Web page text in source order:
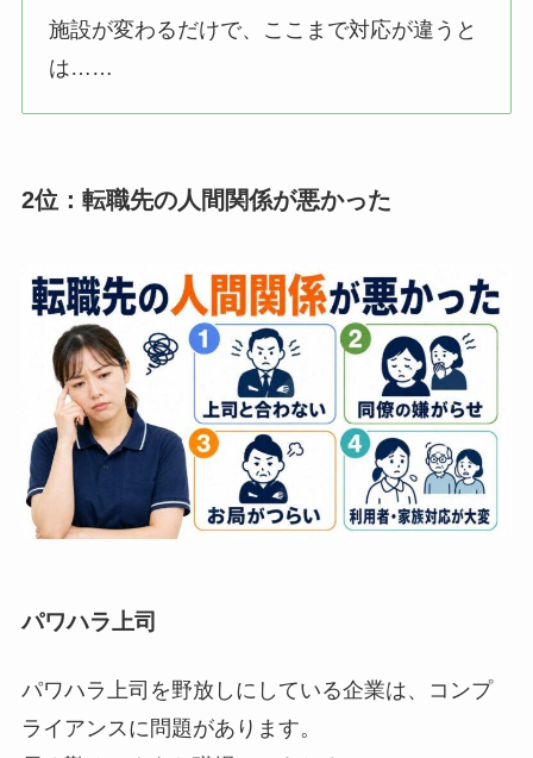
施設が変わるだけで、ここまで対応が違うと
は……
2位：転職先の人間関係が悪かった
パワハラ上司
パワハラ上司を野放しにしている企業は、コンプ
ライアンスに問題があります。